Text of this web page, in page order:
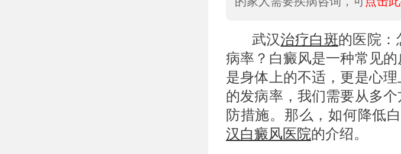
武汉治疗白斑的医院：
病率？白癜风是一种常见
是身体上的不适，更是心
的发病率，我们需要从多
防措施。那么，如何降低
汉白癜风医院的介绍。